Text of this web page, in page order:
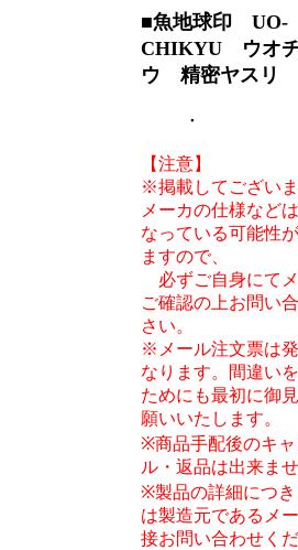
■魚地球印 UO-
CHIKYU ウオ
ウ 精密ヤスリ
・
【注意】
※掲載してござい
メーカの仕様など
なっている可能性
ますので、
必ずご自身にて
ご確認の上お問い
さい。
※メール注文票は
なります。間違い
ためにも最初に御
願いいたします。
※商品手配後のキャ
ル・返品は出来ませ
※製品の詳細につき
は製造元であるメ
接お問い合わせくだ